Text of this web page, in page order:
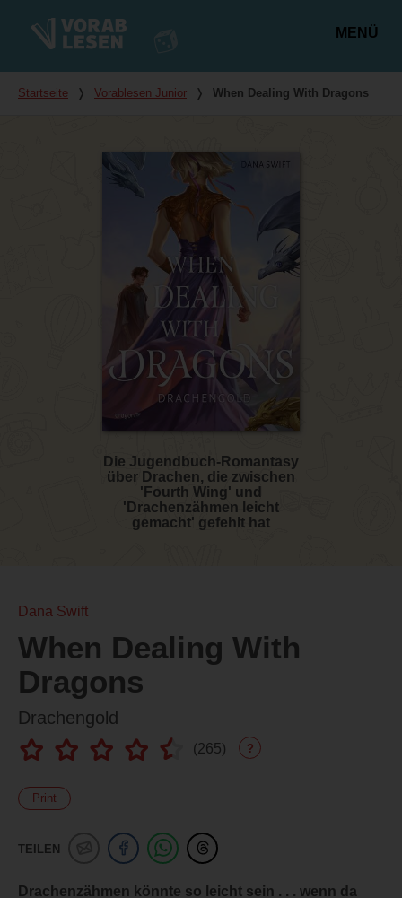
MENÜ
Du bist hier
Startseite ❭ Vorablesen Junior ❭ When Dealing With Dragons
Die Jugendbuch-Romantasy
über Drachen, die zwischen
'Fourth Wing' und
'Drachenzähmen leicht
gemacht' gefehlt hat
Dana Swift
When Dealing With
Dragons
Drachengold
(265) ?
Print
TEILEN
Drachenzähmen könnte so leicht sein . . . wenn da